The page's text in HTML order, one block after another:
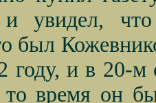
и увидел,
был
году, и в 20-м
то время он